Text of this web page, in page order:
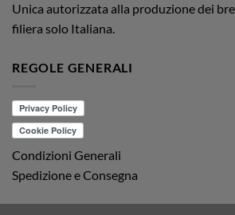
Unica autorizzata alla produzione dei
filiera solo Italiana.
REGOLE GENERALI
Condizioni Generali
Spedizione e Consegna